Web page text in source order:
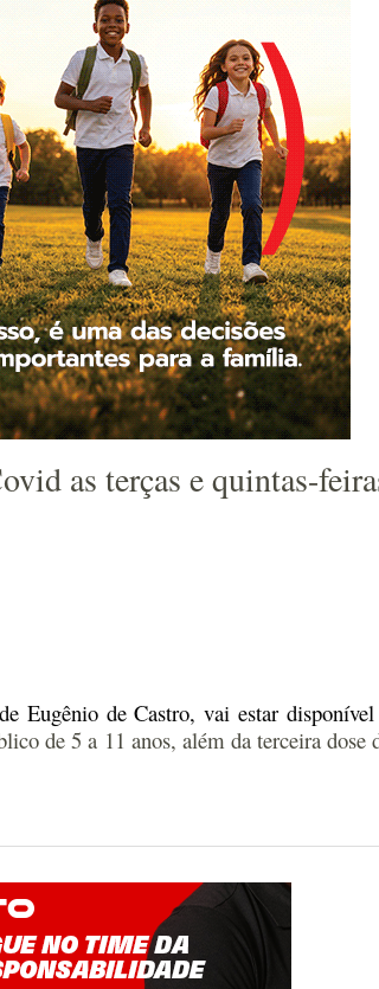
as terças e quintas-
Eugênio de Castro,vai estar
de 5 a 11 anos, além da terceira